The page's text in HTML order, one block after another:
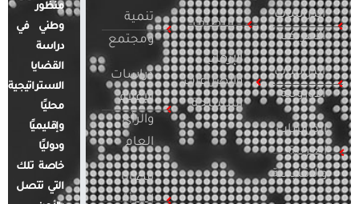
الدراسات
الأمريكية
الدراسات
الأوروبية
الدراسات
العربية
والإقليمية
التطرف
الإرهاب
والصراعات
المسلحة
تنمية
ومجتمع
دراسات
الإعلام
والرأي
العام
قضايا
المرأة
منظور
وطني في
دراسة
القضايا
الاستراتيجية
محليًا
وإقليميًا
ودوليًا
خاصة تلك
التي تتصل